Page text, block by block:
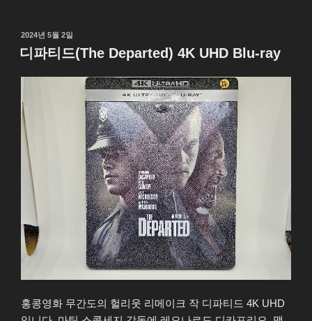
작
성
일
2024년 5월 2일
디파티드(The Departed) 4K UHD Blu-ray
홍콩영화 무간도의 헐리웃 리메이크 작 디파티드 4K UHD